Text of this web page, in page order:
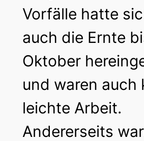
Vorfälle hatte
auch die Ernte
Oktober
und waren auch
leichte Arbeit.
Andererseits